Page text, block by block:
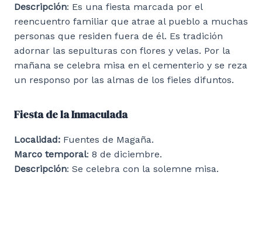
Descripción: Es una fiesta marcada por el
reencuentro familiar que atrae al pueblo a muchas
personas que residen fuera de él. Es tradición
adornar las sepulturas con flores y velas. Por la
mañana se celebra misa en el cementerio y se reza
un responso por las almas de los fieles difuntos.
Fiesta de la Inmaculada
Localidad: Fuentes de Magaña.
Marco temporal: 8 de diciembre.
Descripción: Se celebra con la solemne misa.